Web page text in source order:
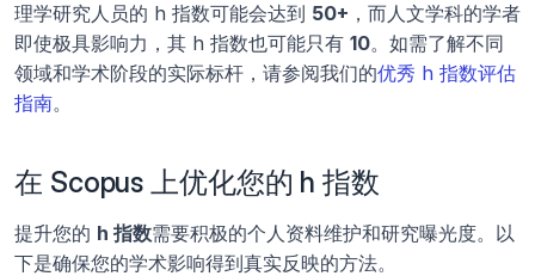
理学研究人员的 h 指数可能会达到 50+ ，而人文学科的学者
即使极具影响力，其 h 指数也可能只有 10。如需了解不同
领域和学术阶段的实际标杆，请参阅我们的优秀 h 指数评估
指南。
在 Scopus 上优化您的 h 指数
提升您的 h 指数需要积极的个人资料维护和研究曝光度。以
下是确保您的学术影响得到真实反映的方法。